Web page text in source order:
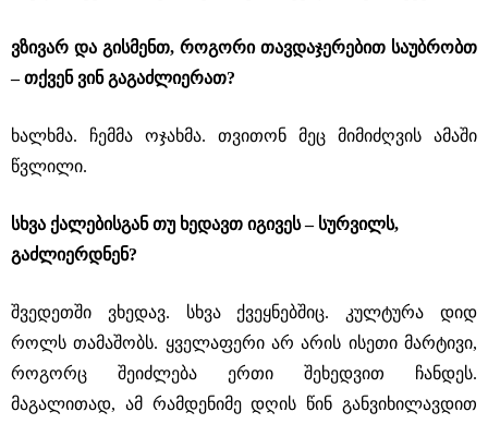
ვზივარ და გისმენთ, როგორი თავდაჯერებით საუბრობთ
‒ თქვენ ვინ გაგაძლიერათ?
ხალხმა. ჩემმა ოჯახმა. თვითონ მეც მიმიძღვის ამაში
წვლილი.
სხვა ქალებისგან თუ ხედავთ იგივეს ‒ სურვილს,
გაძლიერდნენ?
შვედეთში ვხედავ. სხვა ქვეყნებშიც. კულტურა დიდ
როლს თამაშობს. ყველაფერი არ არის ისეთი მარტივი,
როგორც შეიძლება ერთი შეხედვით ჩანდეს.
მაგალითად, ამ რამდენიმე დღის წინ განვიხილავდით